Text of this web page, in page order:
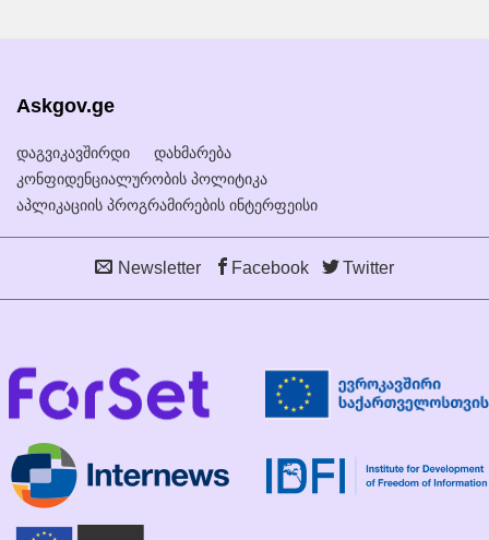
Askgov.ge
დაგვიკავშირდი
დახმარება
კონფიდენციალურობის პოლიტიკა
აპლიკაციის პროგრამირების ინტერფეისი
Newsletter Facebook Twitter